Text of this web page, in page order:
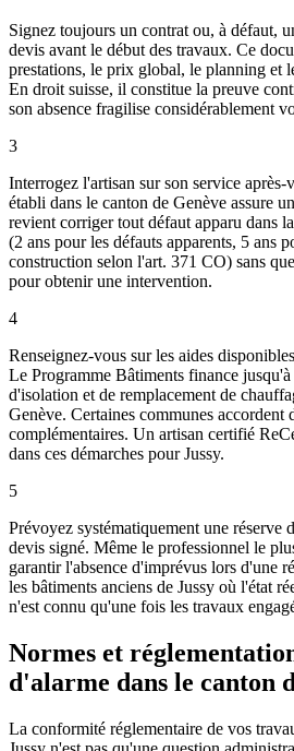
Signez toujours un contrat ou, à défaut,
devis avant le début des travaux. Ce
prestations, le prix global, le planning et
En droit suisse, il constitue la preuve
son absence fragilise considérablement
3
Interrogez l'artisan sur son service
établi dans le canton de Genève assure
revient corriger tout défaut apparu dans
(2 ans pour les défauts apparents, 5 ans
construction selon l'art. 371 CO) sans
pour obtenir une intervention.
4
Renseignez-vous sur les aides
Le Programme Bâtiments finance
d'isolation et de remplacement de
Genève. Certaines communes accordent
complémentaires. Un artisan certifié
dans ces démarches pour Jussy.
5
Prévoyez systématiquement une réserve
devis signé. Même le professionnel le
garantir l'absence d'imprévus lors d'une
les bâtiments anciens de Jussy où l'état
n'est connu qu'une fois les travaux
Normes et
d'alarme dans le canton
La conformité réglementaire de vos